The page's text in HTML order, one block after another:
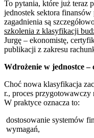
To pytania, które już teraz
jednostek sektora
zagadnienia są
szkolenia z klasyfikacji
Jurgę – ekonomistę,
publikacji z zakresu
Wdrożenie w jednostce
Choć nowa klasyfikacja
r., proces przygotowawczy
W praktyce oznacza to:
dostosowanie systemów
wymagań,